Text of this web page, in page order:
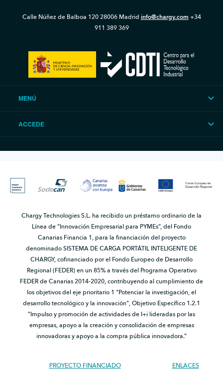
Calle Núñez de Balboa 12028006 Madrid info@chargy.com +34
911 389 369
MENÚ
ACCEDE
Chargy Technologies S.L. ha recibido un préstamo ordinario de la
Línea de “Innovación Empresarial para PYMEs”, del Fondo
Canarias Financia 1, para la financiación del proyecto
denominado SISTEMA DE CARGA PORTÁTIL INTELIGENTE DE
CHARGY, cofinanciado por el Fondo Europeo de Desarrollo
Regional (FEDER) en un 85% a través del Programa Operativo
FEDER de Canarias 2014-2020, contribuyendo al cumplimiento de
los objetivos del eje prioritario 1 "Potenciar la investigación, el
desarrollo tecnológico y la innovación", Objetivo Específico 1.2.1
"Impulso y promoción de actividades de I+i lideradas por las
empresas, apoyo a la creación y consolidación de empresas
innovadoras y apoyo a la compra pública innovadora.”
PROYECTO FINANCIADO ENLACES